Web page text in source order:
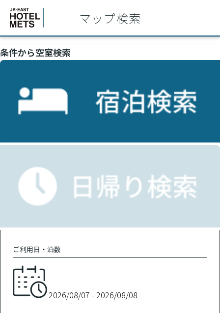
マップ検索
条件から空室検索
ご利用日・泊数